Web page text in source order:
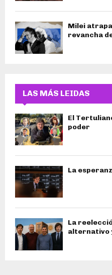
Milei
revancha
LAS MÁS LEIDAS
El
poder
La
La
alternativo